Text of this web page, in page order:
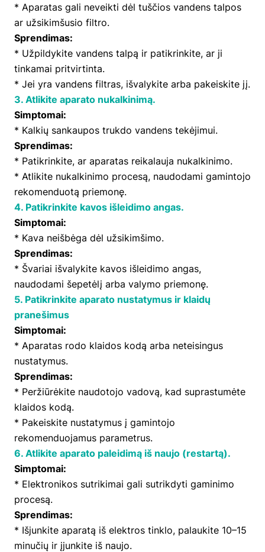
* Aparatas gali neveikti dėl tuščios vandens talpos
ar užsikimšusio filtro.
Sprendimas:
* Užpildykite vandens talpą ir patikrinkite, ar ji
tinkamai pritvirtinta.
* Jei yra vandens filtras, išvalykite arba pakeiskite jį.
3. Atlikite aparato nukalkinimą.
Simptomai:
* Kalkių sankaupos trukdo vandens tekėjimui.
Sprendimas:
* Patikrinkite, ar aparatas reikalauja nukalkinimo.
* Atlikite nukalkinimo procesą, naudodami gamintojo
rekomenduotą priemonę.
4. Patikrinkite kavos išleidimo angas.
Simptomai:
* Kava neišbėga dėl užsikimšimo.
Sprendimas:
* Švariai išvalykite kavos išleidimo angas,
naudodami šepetėlį arba valymo priemonę.
5. Patikrinkite aparato nustatymus ir klaidų
pranešimus
Simptomai:
* Aparatas rodo klaidos kodą arba neteisingus
nustatymus.
Sprendimas:
* Peržiūrėkite naudotojo vadovą, kad suprastumėte
klaidos kodą.
* Pakeiskite nustatymus į gamintojo
rekomenduojamus parametrus.
6. Atlikite aparato paleidimą iš naujo (restartą).
Simptomai:
* Elektronikos sutrikimai gali sutrikdyti gaminimo
procesą.
Sprendimas:
* Išjunkite aparatą iš elektros tinklo, palaukite 10–15
minučių ir įjunkite iš naujo.